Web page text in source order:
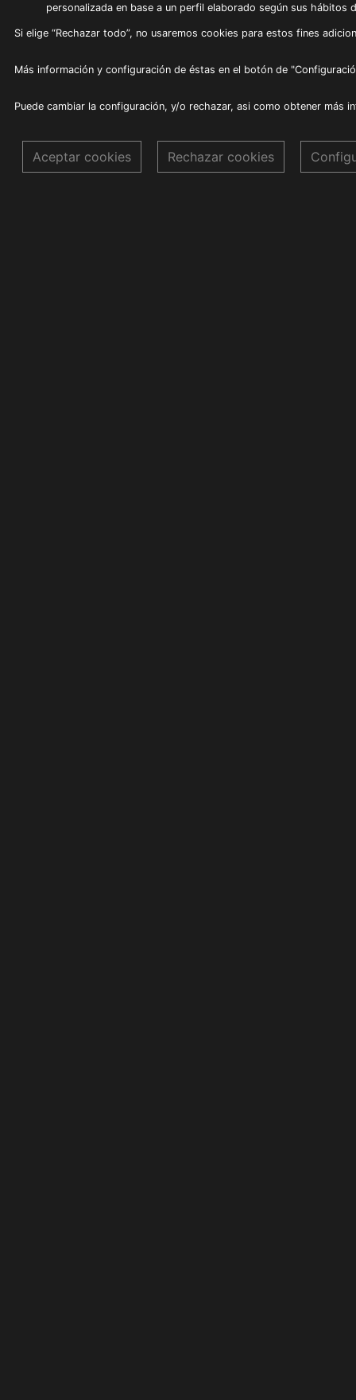
personalizada en base a un perfil elaborado según sus hábitos
Si elige “Rechazar todo”, no usaremos cookies para estos fines
Más información y configuración de éstas en el botón de
Puede cambiar la configuración, y/o rechazar, asi como obtener más
Aceptar cookies Rechazar cookies